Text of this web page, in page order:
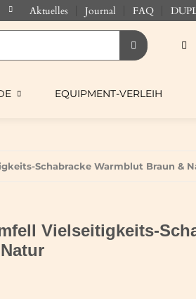
Aktuelles Journal FAQ
EQUIPMENT-VERLEIH
Schabracke Warmblut Braun &
Vielseitigkeits-